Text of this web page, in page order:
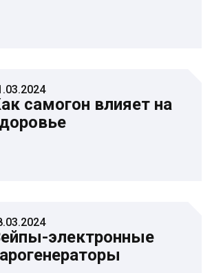
самогон влияет на
электронные